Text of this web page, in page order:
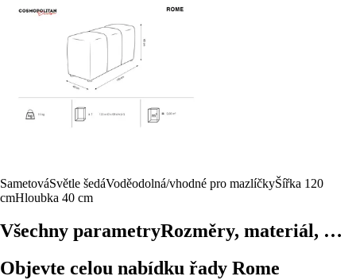
SametováSvětle šedáVoděodolná/vhodné pro mazlíčkyŠířka 120
cmHloubka 40 cm
Všechny parametryRozměry, materiál, …
Objevte celou nabídku řady Rome